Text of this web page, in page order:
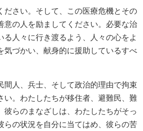
さい。そして、この医療危機とその
の人を励ましてください。必要な治
人々に行き渡るよう、人々の心をよ
気づかい、献身的に援助しているすべ
人、兵士、そして政治的理由で拘束
い。わたしたちが移住者、避難民、難
らのまなざしは、わたしたちがそっ
の状況を自分に当てはめ、彼らの苦